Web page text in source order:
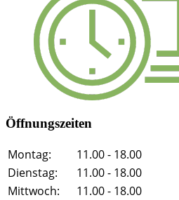
Öffnungszeiten
Montag:
11.00 - 18.00
Dienstag:
11.00 - 18.00
Mittwoch:
11.00 - 18.00